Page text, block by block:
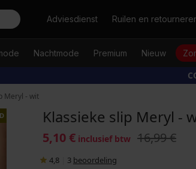
ZoekenAdviesdienst Ruilen en
Nachtmode Premium Nieuw
Meryl - wit
Klassieke slip Meryl -
5,10 € inclusief btw 16,99 €
4,8 3 beoordeling